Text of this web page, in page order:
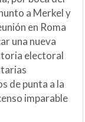
a Merkel y
en Roma
una nueva
electoral
de punta a la
imparable